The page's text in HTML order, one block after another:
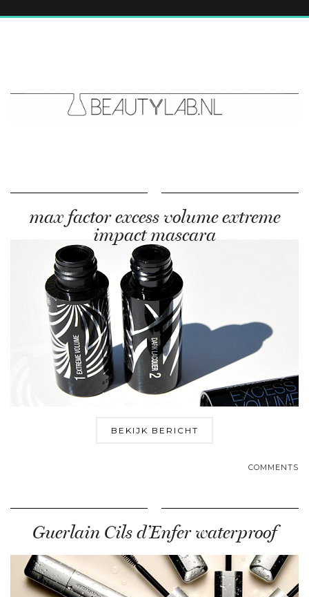
max factor excess volume extreme
impact mascara
BEKIJK BERICHT
COMMENTS
Guerlain Cils d’Enfer waterproof